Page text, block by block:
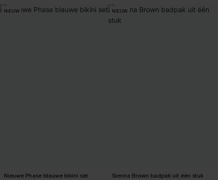
NIEUW
Nieuwe Phase blauwe bikini set
NIEUW
Sienna Brown badpak uit één stuk